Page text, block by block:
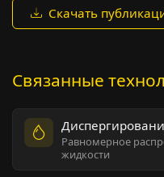
Скачать
Связанные
Равномерное
жидкости